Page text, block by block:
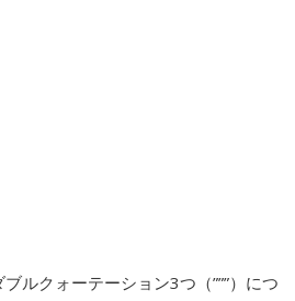
ルクォーテーション3つ（”””）につ